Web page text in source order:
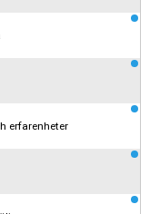
erfarenheter